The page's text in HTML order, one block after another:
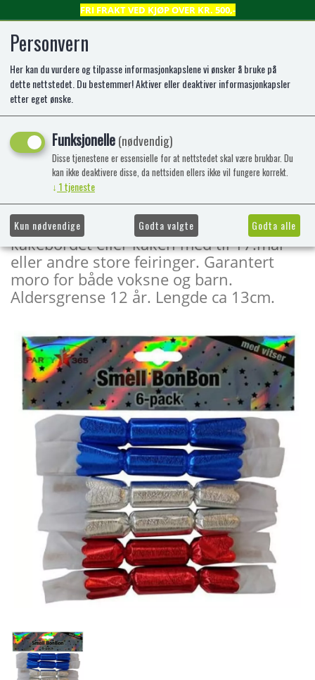
FRI FRAKT VED KJØP OVER KR. 500,-
0
Smell bonbon farget 13cm, 6pk.
Dette er en pakke med 6 stk
smellbonbon, perfekt til 17 mai med
norske farger. Her får du to stk i rød, to i
blå og to i lyst sølv. Alle inneholder vits
og papirhatt. Perfekt til å pynte
kakebordet eller kaken med til 17.mai
eller andre store feiringer. Garantert
moro for både voksne og barn.
Aldersgrense 12 år. Lengde ca 13cm.
Personvern
Her kan du vurdere og tilpasse informasjonkapslene vi ønsker å bruke på
dette nettstedet. Du bestemmer! Aktiver eller deaktiver informasjonkapsler
etter eget ønske.
Funksjonelle(nødvendig)
Disse tjenestene er essensielle for at nettstedet skal være brukbar. Du
kan ikke deaktivere disse, da nettsiden ellers ikke vil fungere korrekt.
↓ 1tjeneste
Kun nødvendige Godta valgte Godta alle